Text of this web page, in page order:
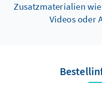
Zusatzmaterialien
Videos oder